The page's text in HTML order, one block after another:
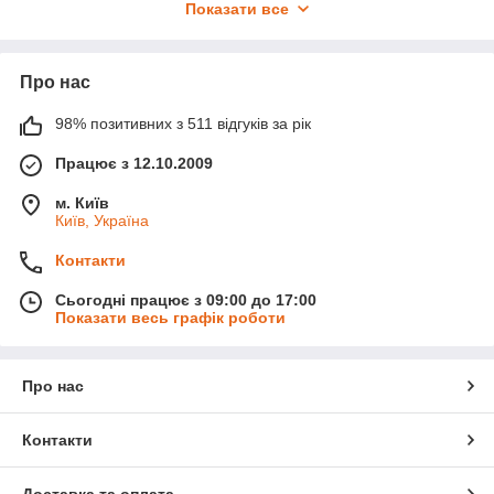
Показати все
Про нас
98% позитивних з 511 відгуків за рік
Працює з 12.10.2009
м. Київ
Київ, Україна
Контакти
Сьогодні працює з 09:00 до 17:00
Показати весь графік роботи
Про нас
Контакти